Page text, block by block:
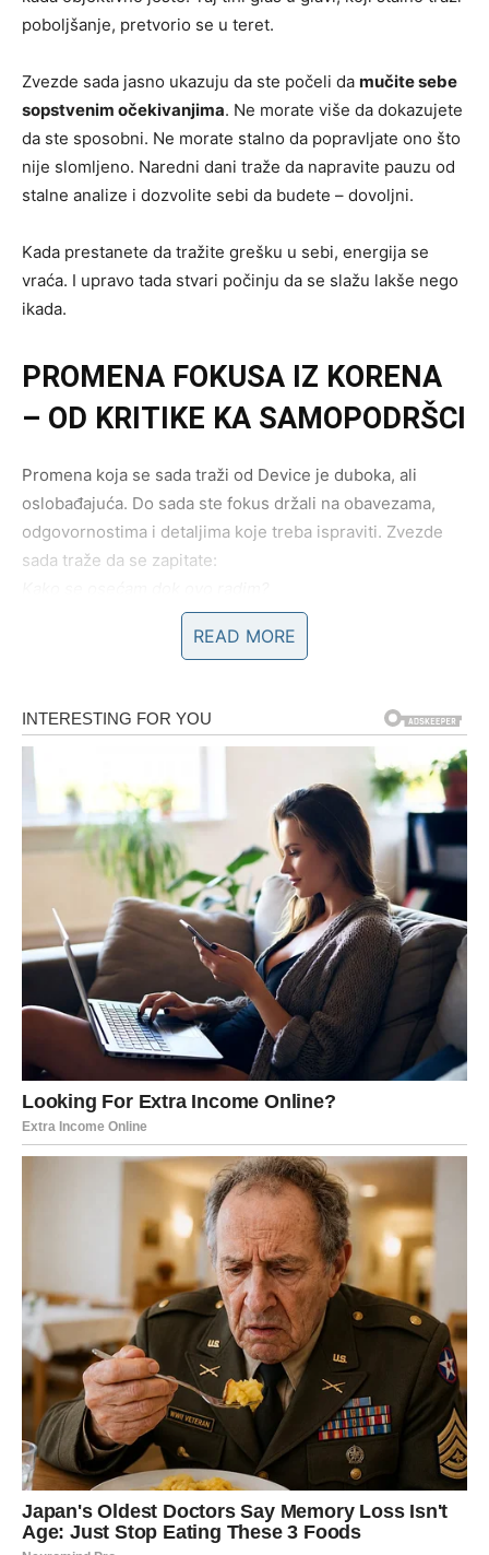
poboljšanje, pretvorio se u teret.
Zvezde sada jasno ukazuju da ste počeli da mučite sebe
sopstvenim očekivanjima. Ne morate više da dokazujete
da ste sposobni. Ne morate stalno da popravljate ono što
nije slomljeno. Naredni dani traže da napravite pauzu od
stalne analize i dozvolite sebi da budete – dovoljni.
Kada prestanete da tražite grešku u sebi, energija se
vraća. I upravo tada stvari počinju da se slažu lakše nego
ikada.
PROMENA FOKUSA IZ KORENA
– OD KRITIKE KA SAMOPODRŠCI
Promena koja se sada traži od Device je duboka, ali
oslobađajuća. Do sada ste fokus držali na obavezama,
odgovornostima i detaljima koje treba ispraviti. Zvezde
sada traže da se zapitate:
Da li mi ovo donosi mir ili samo još jednu brigu?
osećaja krivice. Znači prihvatiti da život ne mora uvek da
Naredni dani donose priliku da se oslobodite navika koje
vas iscrpljuju – preuzimanja tuđih obaveza, brige oko
stvari koje ne možete kontrolisati i stalnog popravljanja
drugih. Kada se fokus pomeri sa kontrole na brigu o sebi,
pojavljuje se olakšanje.
NAREDNI DANI PRIPADAJU
VAMA – TIHO, ALI STABILNO
Energija koja dolazi Devici u narednim danima je
smirujuća i stabilna. Počinjećete da primećujete da vam
se misli razbistruju, da se pritisak smanjuje i da se lakše
donose odluke. Ovo nije period naglih preokreta, već
period unutrašnjeg redakoji vam vraća osećaj sigurnosti.
Na poslovnom planu, Devica može shvatiti da je predugo
radila više nego što je morala, često bez adekvatnog
priznanja. Naredni dani donose mogućnost da se
postavite jasnije, da kažete šta vam odgovara, a šta ne.
Kada prestanete da radite iz straha da nešto neće biti
savršeno, počinjete da radite iz samopouzdanja – i tada
rezultati dolaze prirodnije.
Finansijski, stabilnost se gradi kroz pametne, ali
opuštenije odluke. Manje brige – više poverenja u sebe.
READ MORE